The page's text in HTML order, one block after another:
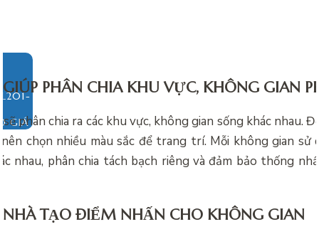
GIÁ
PHÂN CHIA KHU VỰC, KHÔNG GIAN
phân chia ra các khu vực, không gian sống khác nhau.
chọn nhiều màu sắc để trang trí. Mỗi không gian sử
nhau, phân chia tách bạch riêng và đảm bảo thống
TẠO ĐIỂM NHẤN CHO KHÔNG GIAN